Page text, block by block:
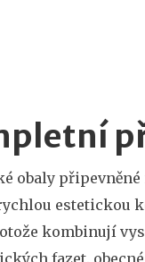
obaly připevněné
estetickou
kombinují
fazet,